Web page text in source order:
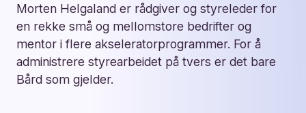
Morten Helgaland er rådgiver og styreleder for
en rekke små og mellomstore bedrifter og
mentor i flere akseleratorprogrammer. For å
administrere styrearbeidet på tvers er det bare
Bård som gjelder.